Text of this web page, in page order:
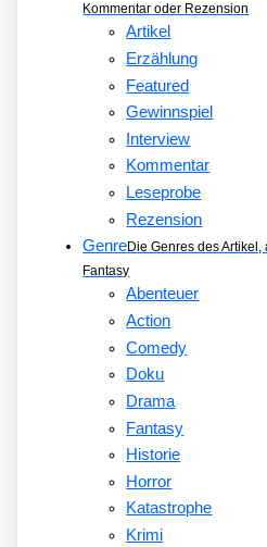
Kommentar oder Rezension
Artikel
Erzählung
Featured
Gewinnspiel
Interview
Kommentar
Leseprobe
Rezension
GenreDie Genres des
Fantasy
Abenteuer
Action
Comedy
Doku
Drama
Fantasy
Historie
Horror
Katastrophe
Krimi